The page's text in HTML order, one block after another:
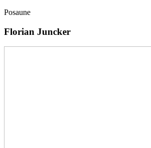
Posaune
Florian Juncker